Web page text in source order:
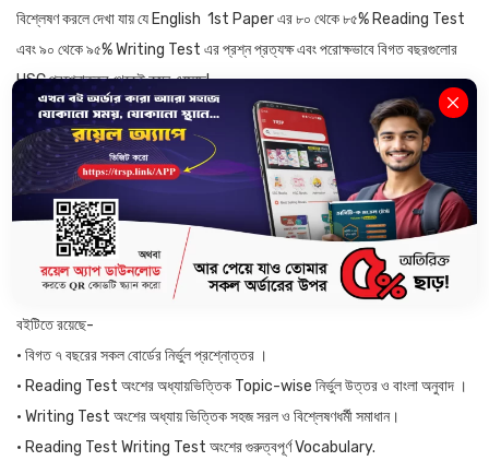
বিশ্লেষণ করলে দেখা যায় যে English 1st Paper এর ৮০ থেকে ৮৫% Reading Test
এবং ৯০ থেকে ৯৫% Writing Test এর প্রশ্ন প্রত্যক্ষ এবং পরোক্ষভাবে বিগত বছরগুলোর
HSC প্রশ্নোত্তর থেকেই কমন এসেছে!
তাহলে, HSC পরীক্ষার আগমূহুর্তে এই অল্প সময়ে শত শত কলেজের টেস্ট পরীক্ষার হাজার হাজার
প্রশ্নের চাপ নেওয়ার কী প্রয়োজন? বরং এই সময়টিকে সঠিকভাবে ব্যবহার করে পাঠ্যবইয়ের
পাশাপাশি বিগত বছরের HSC পরীক্ষার প্রশ্নোত্তরগুলো বুঝে অনুশীলন করো, সাফল্য নিশ্চিত !
সেই লক্ষ্যে The Royal Scientific Publications নিয়ে এসেছে HSC MADE
EASY ENGLISH 1ST PAPER বইটি, যেখানে রয়েছে বিগত ২০২৪, ২০২৩, ২০২২,
২০১৯, ২০১৮, ২০১৭ ও ২০১৬ সালের HSC পরীক্ষার প্রশ্নোত্তরগুলোর Topic-wise নির্ভুল
সমাধান এবং প্রয়োজনীয় বিশ্লেষণ ।
বইটিতে রয়েছে-
• বিগত ৭ বছরের সকল বোর্ডের নির্ভুল প্রশ্নোত্তর ।
• Reading Test অংশের অধ্যায়ভিত্তিক Topic-wise নির্ভুল উত্তর ও বাংলা অনুবাদ ।
• Writing Test অংশের অধ্যায় ভিত্তিক সহজ সরল ও বিশ্লেষণধর্মী সমাধান।
• Reading Test Writing Test অংশের গুরুত্বপূর্ণVocabulary.